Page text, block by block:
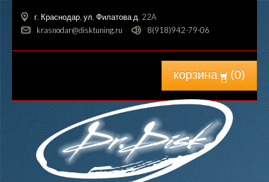
г. Краснодар, ул. Филатова д. 22A
krasnodar@disktuning.ru
8(918)942-79-06
корзина (0)